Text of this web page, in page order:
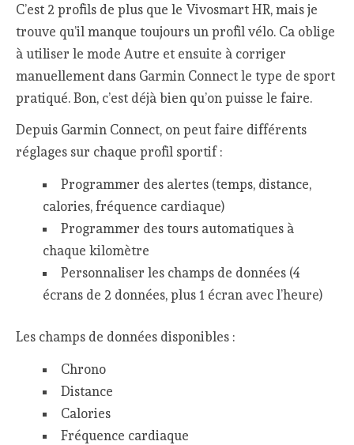
C’est 2 profils de plus que le Vivosmart HR, mais je
trouve qu’il manque toujours un profil vélo. Ca oblige
à utiliser le mode Autre et ensuite à corriger
manuellement dans Garmin Connect le type de sport
pratiqué. Bon, c’est déjà bien qu’on puisse le faire.
Depuis Garmin Connect, on peut faire différents
réglages sur chaque profil sportif :
Programmer des alertes (temps, distance,
calories, fréquence cardiaque)
Programmer des tours automatiques à
chaque kilomètre
Personnaliser les champs de données (4
écrans de 2 données, plus 1 écran avec l’heure)
Les champs de données disponibles :
Chrono
Distance
Calories
Fréquence cardiaque